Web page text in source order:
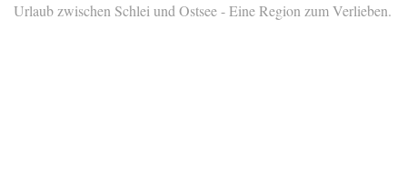
Urlaub zwischen Schlei und Ostsee - Eine Region zum Verlieben.